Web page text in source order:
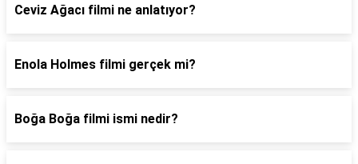
Ceviz Ağacı filmi ne anlatıyor?
Enola Holmes filmi gerçek mi?
Boğa Boğa filmi ismi nedir?